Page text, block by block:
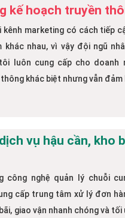
kế hoạch truyền
kênh marketing có cách tiếp
khác nhau, vì vậy đội ngũ
luôn cung cấp cho doanh
khác biệt nhưng vẫn đảm
vụ hậu cần, kho
công nghệ quản lý chuỗi
cấp trung tâm xử lý đơn
giao vận nhanh chóng và